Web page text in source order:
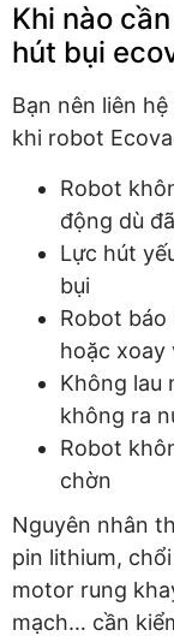
Khi nào
hút bụi
Bạn nên liên hệ
khi robot
Robot
động dù
Lực hút
bụi
Robot báo
hoặc xoay
Không lau
không ra
Robot
chờn
Nguyên nhân
pin lithium,
motor rung
mạch… cần